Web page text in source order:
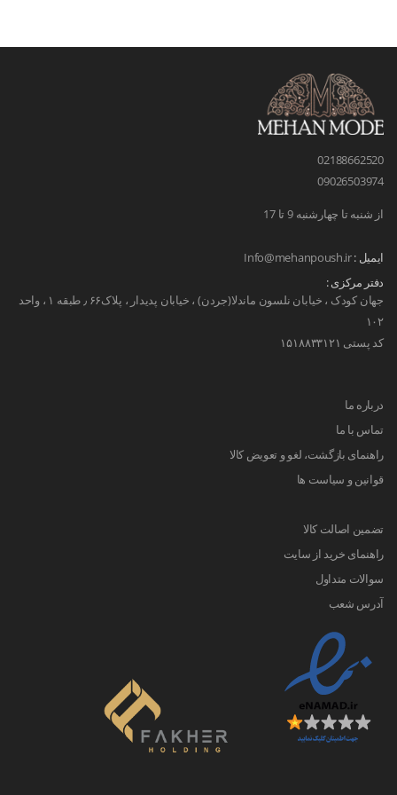
02188662520
09026503974
از شنبه تا چهارشنبه 9 تا 17
ایمیل :Info@mehanpoush.ir
دفتر مرکزی :
جهان کودک ، خیابان نلسون ماندلا(جردن) ، خیابان پدیدار ، پلاک۶۶ ٫ طبقه ۱ ، واحد
۱۰۲
کد پستی ۱۵۱۸۸۳۳۱۲۱
درباره ما
تماس با ما
راهنمای بازگشت، لغو و تعویض کالا
قوانین و سیاست ها
تضمین اصالت کالا
راهنمای خرید از سایت
سوالات متداول
آدرس شعب